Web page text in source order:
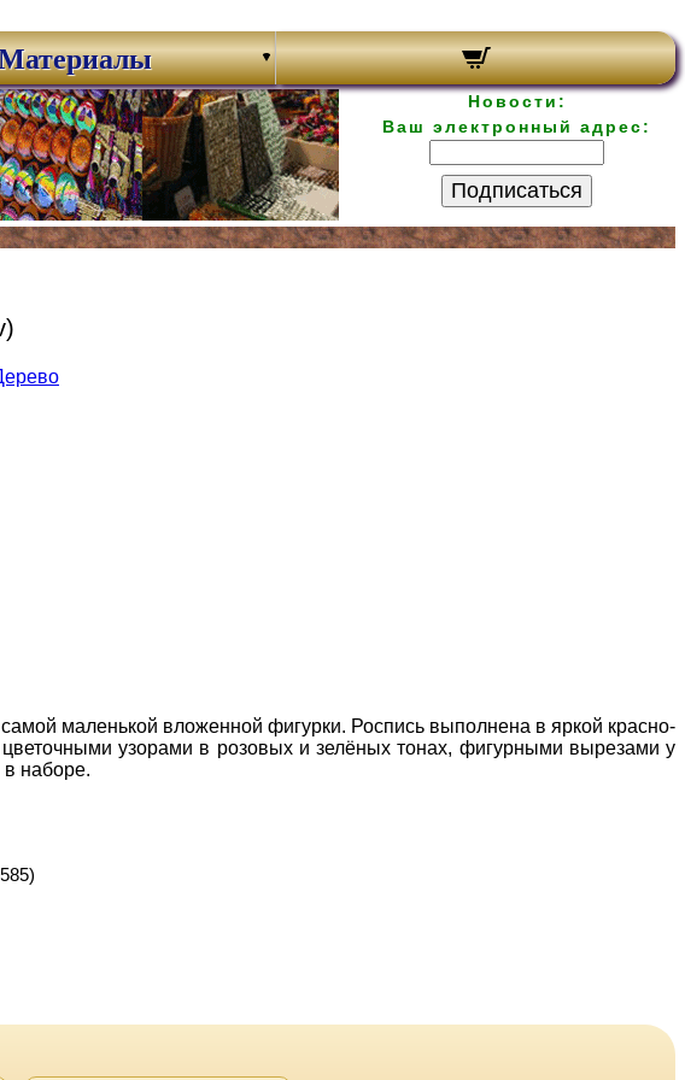
Новости:
Ваш электронный адрес:
Подписаться
маленькой вложенной фигурки. Роспись выполнена в яркой красно-
узорами в розовых и зелёных тонах, фигурными вырезами у
наборе.